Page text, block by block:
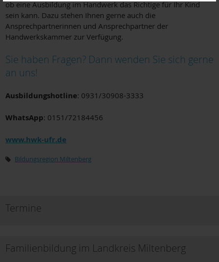
ob eine Ausbildung im Handwerk das Richtige für Ihr Kind
sein kann. Dazu stehen Ihnen gerne auch die
Ansprechpartnerinnen und Ansprechpartner der
Handwerkskammer zur Verfügung.
Sie haben Fragen? Dann wenden Sie sich gerne
an uns!
Ausbildungshotline: 0931/30908-3333
WhatsApp: 0151/72184456
www.hwk-ufr.de
Bildungsregion Miltenberg
Termine
Familienbildung im Landkreis Miltenberg